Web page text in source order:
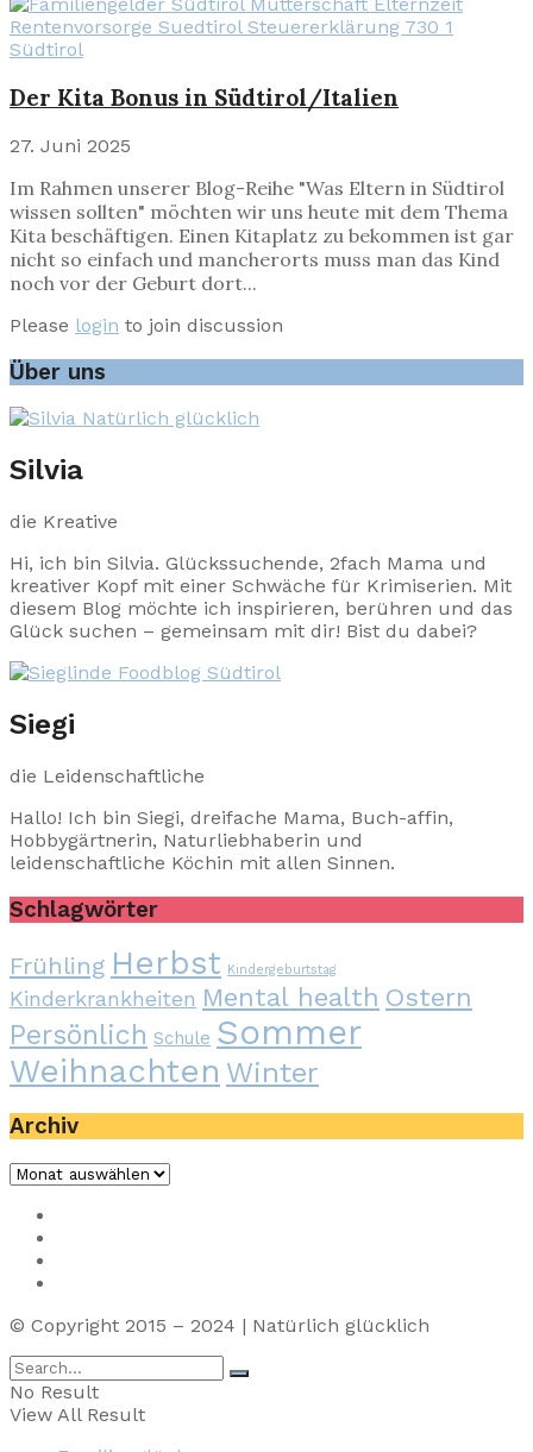
Südtirol
Der Kita Bonus in Südtirol/Italien
27. Juni 2025
Im Rahmen unserer Blog-Reihe "Was Eltern in Südtirol
wissen sollten" möchten wir uns heute mit dem Thema
Kita beschäftigen. Einen Kitaplatz zu bekommen ist gar
nicht so einfach und mancherorts muss man das Kind
noch vor der Geburt dort...
Please login to join discussion
Über uns
Silvia
die Kreative
Hi, ich bin Silvia. Glückssuchende, 2fach Mama und
kreativer Kopf mit einer Schwäche für Krimiserien. Mit
diesem Blog möchte ich inspirieren, berühren und das
Glück suchen – gemeinsam mit dir! Bist du dabei?
Siegi
die Leidenschaftliche
Hallo! Ich bin Siegi, dreifache Mama, Buch-affin,
Hobbygärtnerin, Naturliebhaberin und
leidenschaftliche Köchin mit allen Sinnen.
Schlagwörter
Frühling Herbst Kindergeburtstag
Kinderkrankheiten Mental health Ostern
Persönlich Schule Sommer
Weihnachten Winter
Archiv
Archiv
© Copyright 2015 – 2024 | Natürlich glücklich
No Result
View All Result